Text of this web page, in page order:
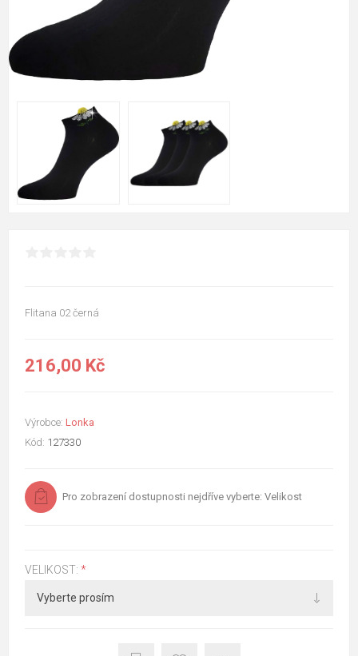
Flitana 02 černá
216,00 Kč
Výrobce: Lonka
Kód: 127330
Pro zobrazení dostupnosti nejdříve vyberte: Velikost
VELIKOST: *